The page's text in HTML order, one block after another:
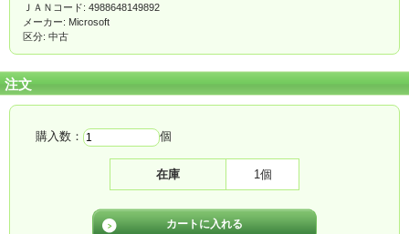
ＪＡＮコード: 4988648149892
メーカー: Microsoft
区分: 中古
注文
購入数： 個
在庫 1個